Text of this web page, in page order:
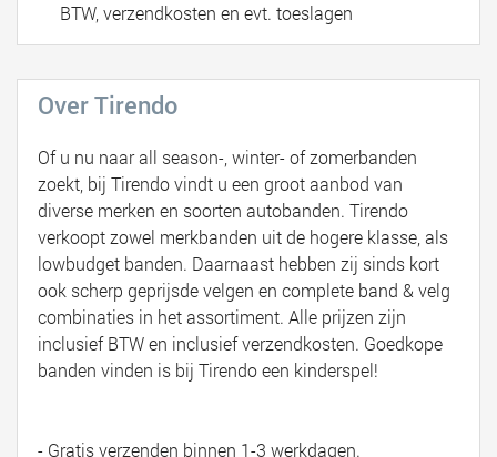
BTW, verzendkosten en evt. toeslagen
Over Tirendo
Of u nu naar all season-, winter- of zomerbanden
zoekt, bij Tirendo vindt u een groot aanbod van
diverse merken en soorten autobanden. Tirendo
verkoopt zowel merkbanden uit de hogere klasse, als
lowbudget banden. Daarnaast hebben zij sinds kort
ook scherp geprijsde velgen en complete band & velg
combinaties in het assortiment. Alle prijzen zijn
inclusief BTW en inclusief verzendkosten. Goedkope
banden vinden is bij Tirendo een kinderspel!
- Gratis verzenden binnen 1-3 werkdagen.